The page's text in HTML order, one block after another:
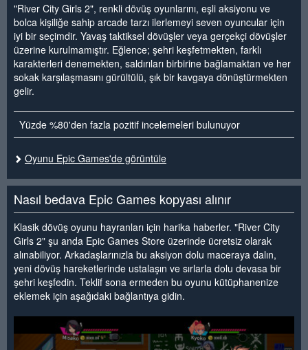
"River City Girls 2", renkli dövüş oyunlarını, eşli aksiyonu ve
bolca kişiliğe sahip arcade tarzı ilerlemeyi seven oyuncular için
iyi bir seçimdir. Yavaş taktiksel dövüşler veya gerçekçi dövüşler
üzerine kurulmamıştır. Eğlence; şehri keşfetmekten, farklı
karakterleri denemekten, saldırıları birbirine bağlamaktan ve her
sokak karşılaşmasını gürültülü, şık bir kavgaya dönüştürmekten
gelir.
Yüzde %80'den fazla pozitif incelemeleri bulunuyor
Oyunu Epic Games'de görüntüle
Nasıl bedava Epic Games kopyası alınır
Klasik dövüş oyunu hayranları için harika haberler. "River City
Girls 2" şu anda Epic Games Store üzerinde ücretsiz olarak
alınabiliyor. Arkadaşlarınızla bu aksiyon dolu maceraya dalın,
yeni dövüş hareketlerinde ustalaşın ve sırlarla dolu devasa bir
şehri keşfedin. Teklif sona ermeden bu oyunu kütüphanenize
eklemek için aşağıdaki bağlantıya gidin.